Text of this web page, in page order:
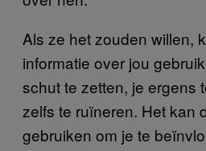
Als ze het zouden willen,
informatie over jou
schut te zetten, je ergens
zelfs te ruïneren. Het kan
gebruiken om je te